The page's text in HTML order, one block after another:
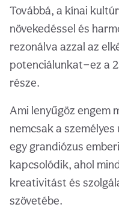
Továbbá, a kínai
növekedéssel és
rezonálva azzal az
potenciálunkat—ez a
része.
Ami lenyűgöz engem
nemcsak a
egy grandiózus
kapcsolódik, ahol
kreativitást és
szövetébe.